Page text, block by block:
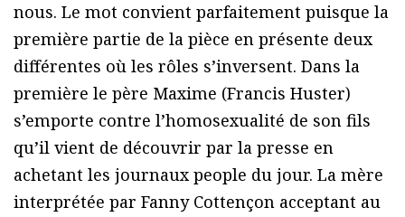
nous. Le mot convient parfaitement puisque la
première partie de la pièce en présente deux
différentes où les rôles s’inversent. Dans la
première le père Maxime (Francis Huster)
s’emporte contre l’homosexualité de son fils
qu’il vient de découvrir par la presse en
achetant les journaux people du jour. La mère
interprétée par Fanny Cottençon acceptant au